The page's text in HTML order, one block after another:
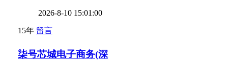
2026-8-10 15:01:00
15年 留言
柒号芯城电子商务(深